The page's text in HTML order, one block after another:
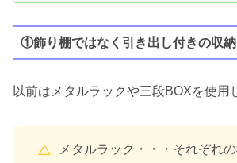
①飾り棚ではなく引き出し付きの収
以前はメタルラックや三段BOXを使用
メタルラック・・・それぞれ